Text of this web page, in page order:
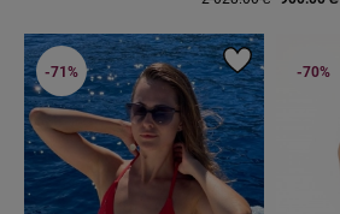
-71% -70%